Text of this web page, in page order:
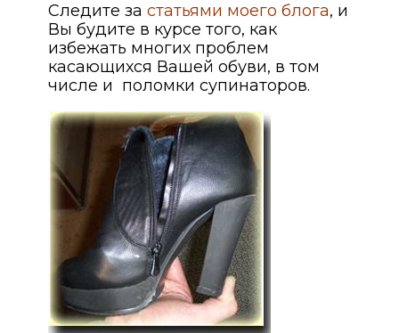
Следите за статьями моего блога, и
Вы будите в курсе того, как
избежать многих проблем
касающихся Вашей обуви, в том
числе и поломки супинаторов.